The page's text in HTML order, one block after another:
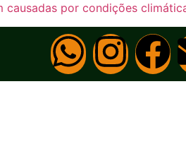
causadas por condições